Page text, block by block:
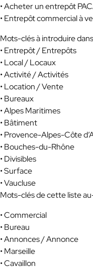
• Acheter un entrepôt
• Entrepôt commercial à
Mots-clés à introduire
• Entrepôt / Entrepôts
• Local / Locaux
• Activité / Activités
• Location / Vente
• Bureaux
• Alpes Maritimes
• Bâtiment
• Provence-Alpes-Côte
• Bouches-du-Rhône
• Divisibles
• Surface
• Vaucluse
Mots-clés de cette liste
• Commercial
• Bureau
• Annonces / Annonce
• Marseille
• Cavaillon